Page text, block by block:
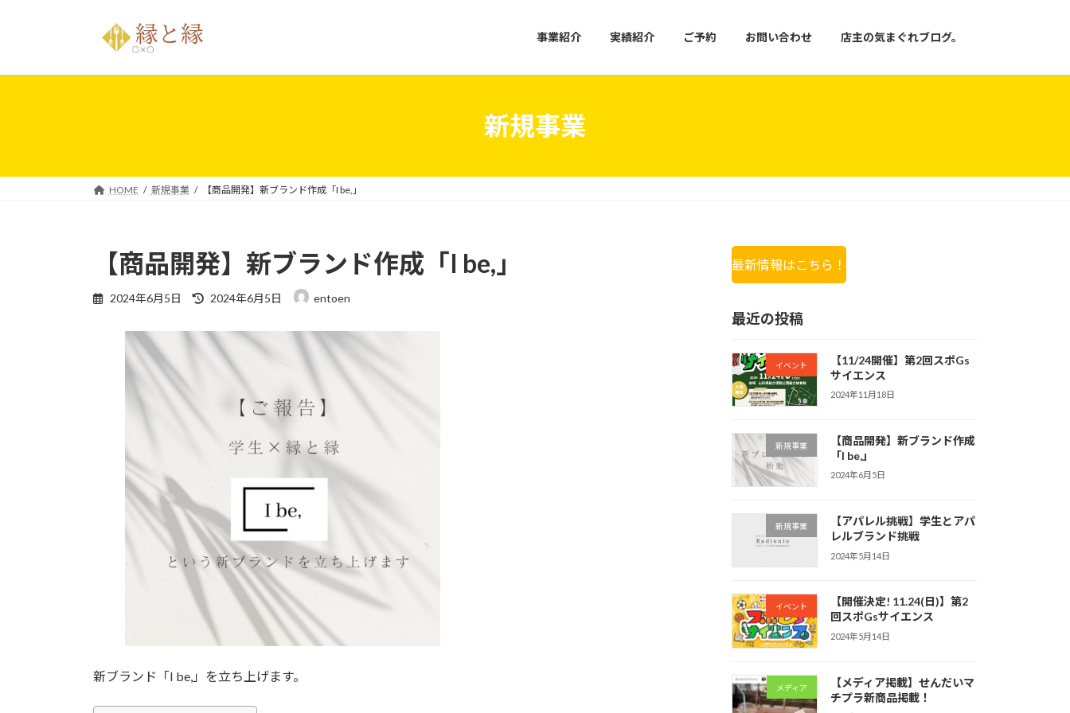
プ
動
事業紹介 実績紹介 ご予約 お問い合わせ 店主の気まぐれブログ。
新規事業
HOME 新規事業 【商品開発】新ブランド作成「I be,」
【商品開発】新ブランド作成「I be,」
2024年6月5日
最
新
日
2024年6月5日 entoen
新ブランド「I be,」を立ち上げます。
最新情報はこちら！
最近の投稿
イベント
【11/24開催】第2回スポGs
サイエンス
2024年11月18日
新規事業
【商品開発】新ブランド作成
「I be,」
2024年6月5日
新規事業
【アパレル挑戦】学生とアパ
レルブランド挑戦
2024年5月14日
イベント
【開催決定! 11.24(日)】第2
回スポGsサイエンス
2024年5月14日
メディア
【メディア掲載】せんだいマ
チプラ新商品掲載！